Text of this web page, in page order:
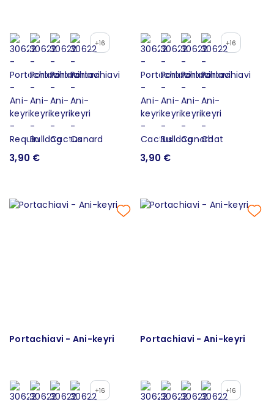
+16
3,90 €
+16
3,90 €
Portachiavi - Ani-keyri
+16
Portachiavi - Ani-keyri
+16